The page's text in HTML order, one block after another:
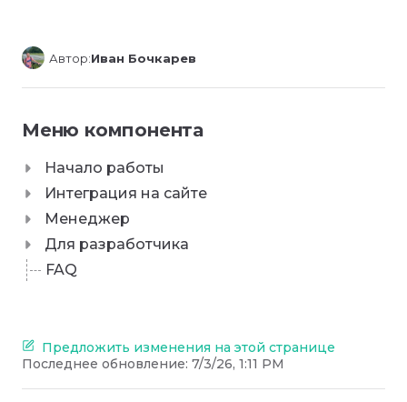
Автор:Иван Бочкарев
Меню компонента
Начало работы
Интеграция на сайте
Менеджер
Для разработчика
FAQ
Предложить изменения на этой странице
Последнее обновление: 7/3/26, 1:11 PM